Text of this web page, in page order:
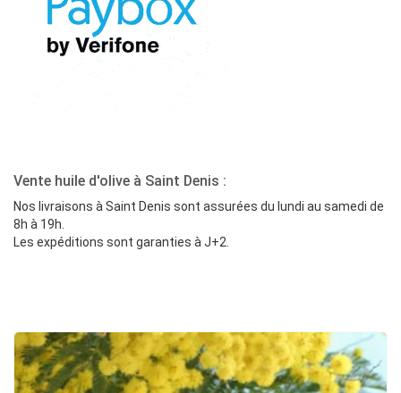
Vente huile d'olive à Saint Denis :
Nos livraisons à Saint Denis sont assurées du lundi au samedi de
8h à 19h.
Les expéditions sont garanties à J+2.